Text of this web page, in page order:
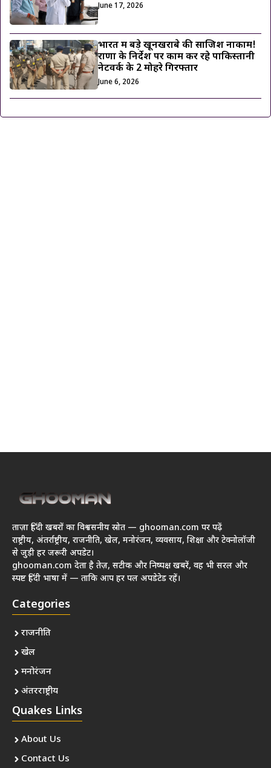
June 17, 2026
भारत में बड़े खूनखराबे की साजिश नाकाम!
राणा के निर्देश पर काम कर रहे पाकिस्तानी
नेटवर्क के 2 मोहरे गिरफ्तार
June 6, 2026
ताज़ा हिंदी खबरों का विश्वसनीय स्रोत — ghooman.com पर पढ़ें
राष्ट्रीय, अंतर्राष्ट्रीय, राजनीति, खेल, मनोरंजन, व्यवसाय, शिक्षा और टेक्नोलॉजी
से जुड़ी हर जरूरी अपडेट।
ghooman.com देता है तेज़, सटीक और निष्पक्ष खबरें, वह भी सरल और
स्पष्ट हिंदी भाषा में — ताकि आप हर पल अपडेटेड रहें।
Categories
राजनीति
खेल
मनोरंजन
अंतरराष्ट्रीय
Quakes Links
About Us
Contact Us